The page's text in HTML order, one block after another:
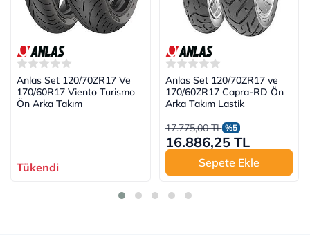
Anlas Set 120/70ZR17 Ve
170/60R17 Viento Turismo
Ön Arka Takım
Tükendi
Anlas Set 120/70ZR17 ve
170/60ZR17 Capra-RD Ön
Arka Takım Lastik
17.775,00 TL %5
16.886,25 TL
Sepete Ekle